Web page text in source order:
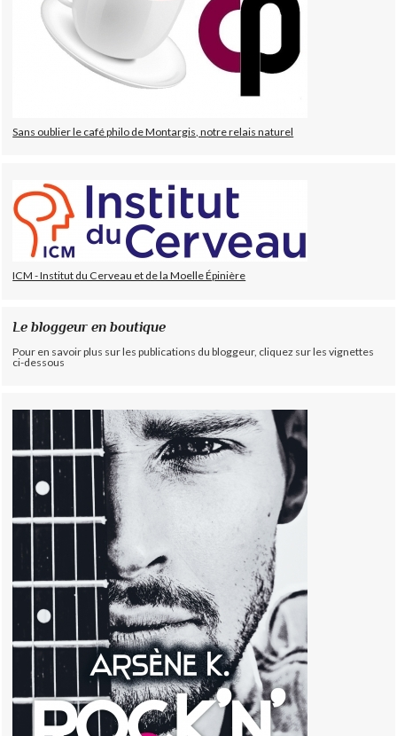
Sans oublier le café philo de Montargis, notre relais naturel
ICM - Institut du Cerveau et de la Moelle Épinière
Le bloggeur en boutique
Pour en savoir plus sur les publications du bloggeur, cliquez sur les vignettes
ci-dessous